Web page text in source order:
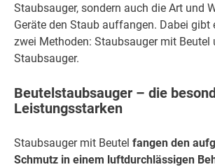
Staubsauger, sondern auch die Art und
Geräte den Staub auffangen. Dabei gibt
zwei Methoden: Staubsauger mit Beutel
Staubsauger.
Beutelstaubsauger – die
Leistungsstarken
Staubsauger mit Beutel fangen den
Schmutz in einem luftdurchlässigen